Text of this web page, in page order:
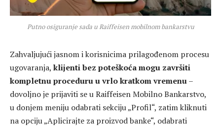
Putno osiguranje sada u Raiffeisen mobilnom bankarstvu
Zahvaljujući jasnom i korisnicima prilagođenom procesu
ugovaranja, klijenti bez poteškoća mogu završiti
kompletnu proceduru u vrlo kratkom vremenu–
dovoljno je prijaviti se u Raiffeisen Mobilno Bankarstvo,
u donjem meniju odabrati sekciju „Profil“, zatim kliknuti
na opciju „Aplicirajte za proizvod banke“, odabrati